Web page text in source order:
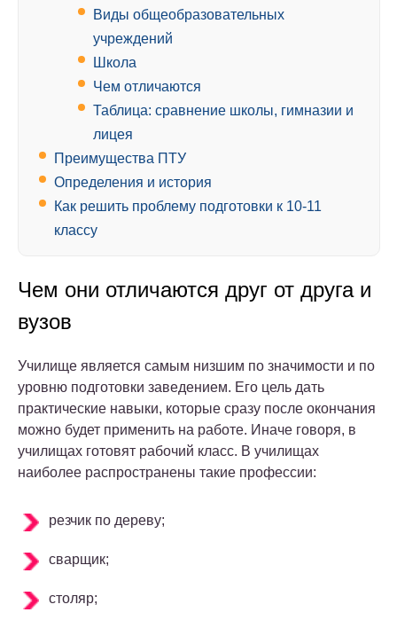
Виды общеобразовательных
учреждений
Школа
Чем отличаются
Таблица: сравнение школы, гимназии и
лицея
Преимущества ПТУ
Определения и история
Как решить проблему подготовки к 10-11
классу
Чем они отличаются друг от друга и
вузов
Училище является самым низшим по значимости и по
уровню подготовки заведением. Его цель дать
практические навыки, которые сразу после окончания
можно будет применить на работе. Иначе говоря, в
училищах готовят рабочий класс. В училищах
наиболее распространены такие профессии:
резчик по дереву;
сварщик;
столяр;